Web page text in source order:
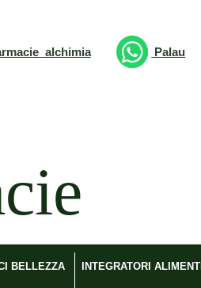
Palau
BELLEZZA INTEGRATORI ALIMENTI